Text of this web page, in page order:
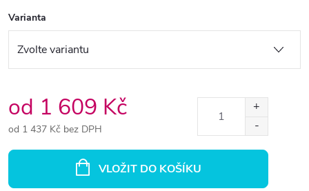
Varianta
od 1 609 Kč
od 1 437 Kč bez DPH
VLOŽIT DO KOŠÍKU